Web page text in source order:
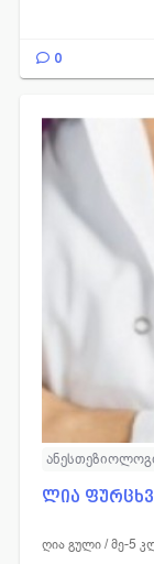
0
ლია
ღია გული / მე-5